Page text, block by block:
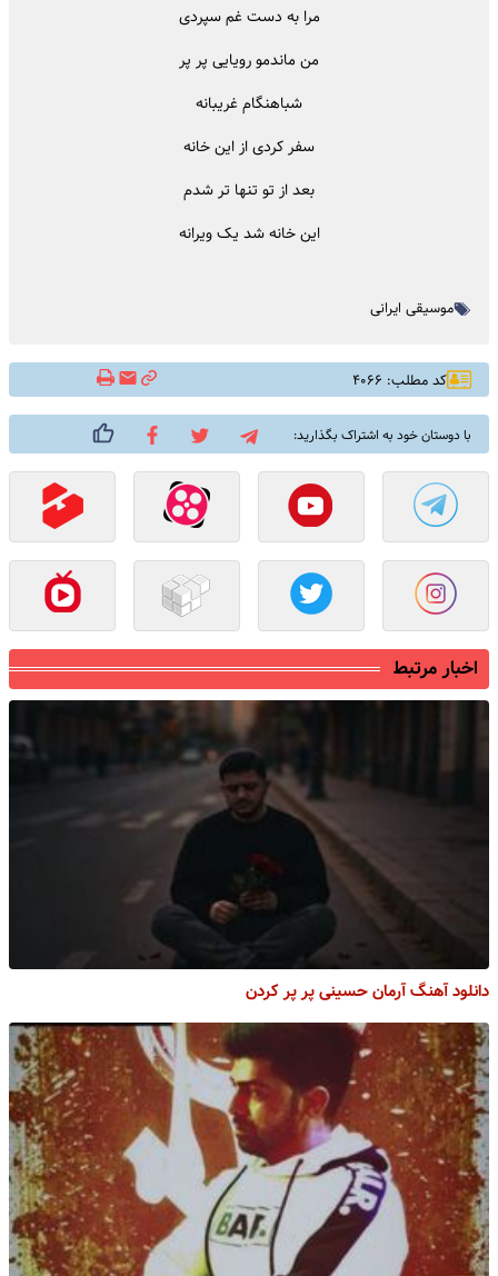
مرا به دست غم سپردی
من ماندمو رویایی پر پر
شباهنگام غریبانه
سفر کردی از این خانه
بعد از تو تنها تر شدم
این خانه شد یک ویرانه
موسیقی ایرانی
کد مطلب: ۴۰۶۶
با دوستان خود به اشتراک بگذارید:
اخبار مرتبط
دانلود آهنگ آرمان حسینی پر پر کردن